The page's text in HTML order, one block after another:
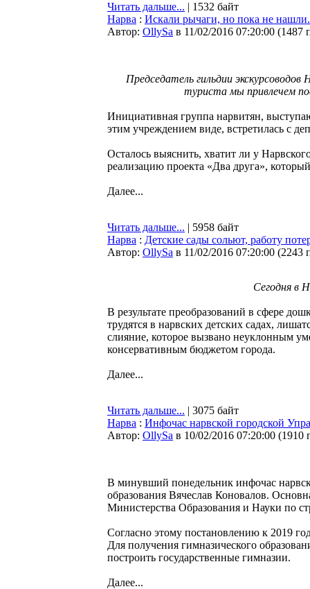
Читать дальше... | 1532 байт
Нарва : Искали рычаги, но пока не
Автор: OllySa в 11/02/2016 07:20:00 (1487
Председатель гильдии
туриста мы привлечем
Инициативная группа нарвитян,
этим учреждением виде, встретилась с
Осталось выяснить, хватит ли у
реализацию проекта «Два друга»,
Далее...
Читать дальше... | 5958 байт
Нарва : Детские сады сольют, работу
Автор: OllySa в 11/02/2016 07:20:00 (2243
Сегодня в
В результате преобразований в сфере
трудятся в нарвских детских садах,
слияние, которое вызвано неуклонным
консервативным бюджетом города.
Далее...
Читать дальше... | 3075 байт
Нарва : Инфочас нарвской городской
Автор: OllySa в 10/02/2016 07:20:00 (1910
В минувший понедельник инфочас
образования Вячеслав Коновалов.
Министерства Образования и Науки по
Согласно этому постановлению к 2019
Для получения гимназического
построить государственные гимназии.
Далее...